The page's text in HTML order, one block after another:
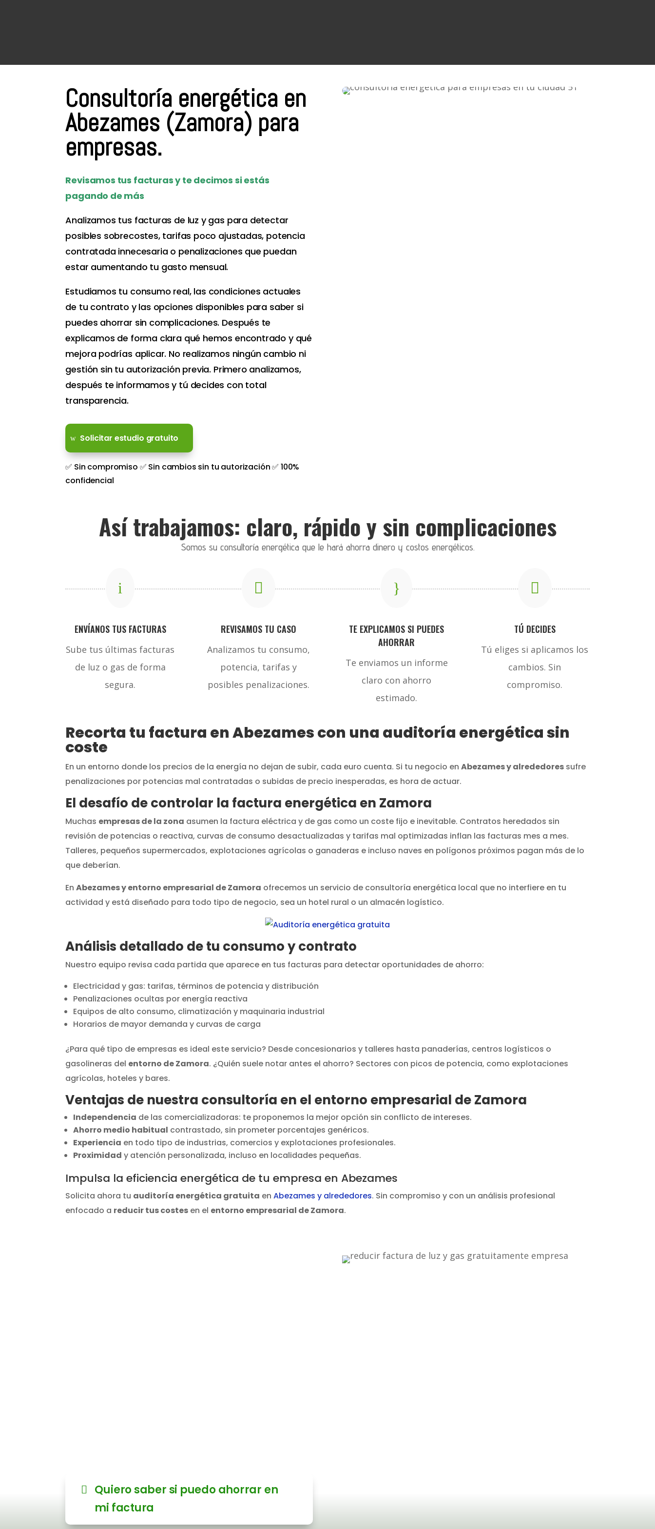
Consultoría energética en
Abezames (Zamora) para
empresas.
Revisamos tus facturas y te decimos si estás
pagando de más
Analizamos tus facturas de luz y gas para detectar
posibles sobrecostes, tarifas poco ajustadas, potencia
contratada innecesaria o penalizaciones que puedan
estar aumentando tu gasto mensual.
Estudiamos tu consumo real, las condiciones actuales
de tu contrato y las opciones disponibles para saber si
puedes ahorrar sin complicaciones. Después te
explicamos de forma clara qué hemos encontrado y qué
mejora podrías aplicar. No realizamos ningún cambio ni
gestión sin tu autorización previa. Primero analizamos,
después te informamos y tú decides con total
transparencia.
Solicitar estudio gratuito
✅ Sin compromiso ✅ Sin cambios sin tu autorización ✅ 100%
confidencial
Así trabajamos: claro, rápido y sin complicaciones
Somos su consultoría energética que le hará ahorra dinero y costos energéticos.
i
ENVÍANOS TUS FACTURAS
Sube tus últimas facturas
de luz o gas de forma
segura.

REVISAMOS TU CASO
Analizamos tu consumo,
potencia, tarifas y
posibles penalizaciones.
}
TE EXPLICAMOS SI PUEDES
AHORRAR
Te enviamos un informe
claro con ahorro
estimado.

TÚ DECIDES
Tú eliges si aplicamos los
cambios. Sin
compromiso.
Recorta tu factura en Abezames con una auditoría energética sin
coste
En un entorno donde los precios de la energía no dejan de subir, cada euro cuenta. Si tu negocio enAbezames y alrededores sufre
penalizaciones por potencias mal contratadas o subidas de precio inesperadas, es hora de actuar.
El desafío de controlar la factura energética en Zamora
Muchas empresas de la zona asumen la factura eléctrica y de gas como un coste fijo e inevitable. Contratos heredados sin
revisión de potencias o reactiva, curvas de consumo desactualizadas y tarifas mal optimizadas inflan las facturas mes a mes.
Talleres, pequeños supermercados, explotaciones agrícolas o ganaderas e incluso naves en polígonos próximos pagan más de lo
que deberían.
EnAbezames y entorno empresarial de Zamora ofrecemos un servicio de consultoría energética local que no interfiere en tu
actividad y está diseñado para todo tipo de negocio, sea un hotel rural o un almacén logístico.
Análisis detallado de tu consumo y contrato
Nuestro equipo revisa cada partida que aparece en tus facturas para detectar oportunidades de ahorro:
Electricidad y gas: tarifas, términos de potencia y distribución
Penalizaciones ocultas por energía reactiva
Equipos de alto consumo, climatización y maquinaria industrial
Horarios de mayor demanda y curvas de carga
¿Para qué tipo de empresas es ideal este servicio? Desde concesionarios y talleres hasta panaderías, centros logísticos o
gasolineras del entorno de Zamora. ¿Quién suele notar antes el ahorro? Sectores con picos de potencia, como explotaciones
agrícolas, hoteles y bares.
Ventajas de nuestra consultoría en el entorno empresarial de Zamora
Independencia de las comercializadoras: te proponemos la mejor opción sin conflicto de intereses.
Ahorro medio habitual contrastado, sin prometer porcentajes genéricos.
Experiencia en todo tipo de industrias, comercios y explotaciones profesionales.
Proximidad y atención personalizada, incluso en localidades pequeñas.
Impulsa la eficiencia energética de tu empresa en Abezames
Solicita ahora tu auditoría energética gratuita enAbezames y alrededores. Sin compromiso y con un análisis profesional
enfocado a reducir tus costes en el entorno empresarial de Zamora.
Quiero saber si puedo ahorrar en
mi factura